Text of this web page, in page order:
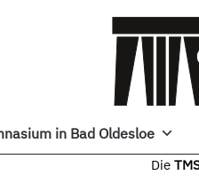
in Bad Oldesloe